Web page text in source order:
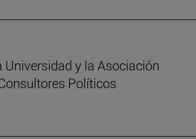
Universidad y la Asociación
Políticos